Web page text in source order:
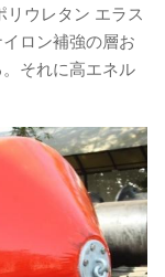
リウレタン エラス
ロン補強の層お
それに高エネル